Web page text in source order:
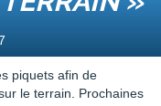
piquets afin de
le terrain. Prochaines